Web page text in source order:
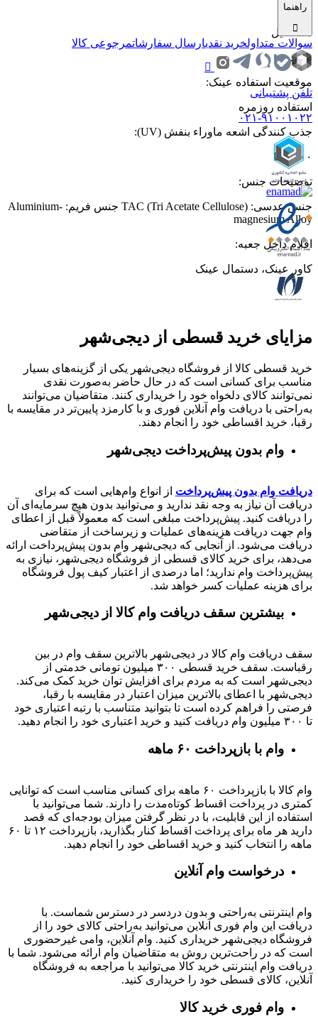
قلب
مستطیل
مثلث
موقعیت استفاده عینک:
استفاده روزمره
جذب کنندگی اشعه ماوراء بنفش (UV) :
UV ۴۰۰
توضیحات جنس:
جنس عدسی: TAC (Tri Acetate Cellulose) جنس فریم: Aluminium-
magnesium Alloy
اقلام داخل جعبه:
کاور عینک، دستمال عینک
راهنما
سوالات متداولخرید نقدیارسال سفارشاتمرجوعی کالا
تلفن پشتیبانی
۰۲۱-۹۱۰۰۱۰۲۲
مزایای خرید قسطی از دیجی‌شهر
خرید قسطی کالا از فروشگاه دیجی‌شهر یکی از گزینه‌های بسیار
مناسب برای کسانی است که در حال حاضر به‌صورت نقدی
نمی‌توانند کالای دلخواه خود را خریداری کنند. متقاضیان می‌توانند
به‌راحتی با دریافت وام آنلاین فوری و با کارمزد پایین‌تر در مقایسه با
رقبا، خرید اقساطی خود را انجام دهند.
وام بدون پیش‌پرداخت‌ دیجی‌شهر
دریافت وام بدون پیش‌پرداخت از انواع وام‌هایی است که برای
دریافت آن نیاز به وجه نقد ندارید و می‌توانید بدون هیچ سرمایه‌ای آن
را دریافت کنید. پیش‌پرداخت مبلغی است که معمولاً قبل از اعطای
وام جهت دریافت هزینه‌های عملیات و زیرساخت از متقاضی
دریافت می‌شود. از آنجایی که دیجی‌شهر وام بدون پیش‌پرداخت ارائه
می‌دهد، برای خرید کالای قسطی از فروشگاه دیجی‌شهر، نیازی به
پیش‌پرداخت وام ندارید؛ اما درصدی از اعتبار کیف پول فروشگاه
برای هزینه عملیات کسر خواهد شد.
بیشترین سقف دریافت وام کالا از دیجی‌شهر
سقف دریافت وام کالا در دیجی‌شهر بالاترین سقف وام در بین
رقباست. سقف خرید قسطی ۳۰۰ میلیون تومانی خدمتی از
دیجی‌شهر است که به مردم برای افزایش توان خرید کمک می‌کند.
دیجی‌شهر با اعطای بالاترین میزان اعتبار در مقایسه با رقبا،
فرصتی را فراهم کرده است تا بتوانید متناسب با رتبه اعتباری خود
تا ۳۰۰ میلیون وام دریافت کنید و خرید اعتباری خود را انجام دهید.
وام با بازپرداخت ۶۰ ماهه
وام کالا با بازپرداخت ۶۰ ماهه برای کسانی مناسب است که توانایی
کمتری در پرداخت اقساط کوتاه‌مدت را دارند. شما می‌توانید با
استفاده از این قابلیت، با در نظر گرفتن میزان بودجه‌ای که قصد
دارید هر ماه برای پرداخت اقساط کنار بگذارید، بازپرداخت ۱۲ تا ۶۰
ماهه را انتخاب کنید و خرید اقساطی خود را انجام دهید.
درخواست وام آنلاین
وام اینترنتی به‌راحتی و بدون دردسر در دسترس شماست. با
دریافت این وام فوری آنلاین می‌توانید به‌راحتی کالای خود را از
فروشگاه دیجی‌شهر خریداری کنید. وام آنلاین، وامی غیرحضوری
است که در راحت‌ترین روش به متقاضیان وام ارائه می‌شود. شما با
دریافت وام اینترنتی خرید کالا می‌توانید با مراجعه به فروشگاه
آنلاین، کالای قسطی خود را خریداری کنید.
وام فوری خرید کالا